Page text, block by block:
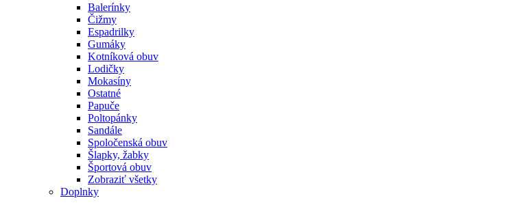
Balerínky
Čižmy
Espadrilky
Gumáky
Kotníková obuv
Lodičky
Mokasíny
Ostatné
Papuče
Poltopánky
Sandále
Spoločenská obuv
Šlapky, žabky
Športová obuv
Zobraziť všetky
Doplnky